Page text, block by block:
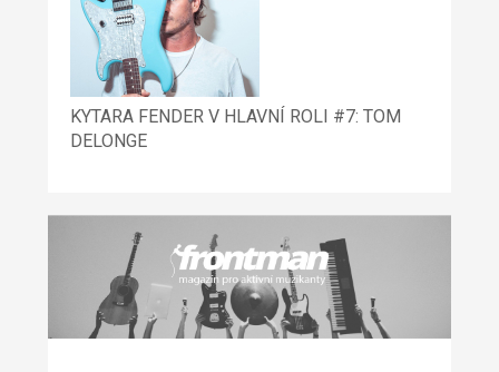
KYTARA FENDER V HLAVNÍ ROLI #7: TOM
DELONGE